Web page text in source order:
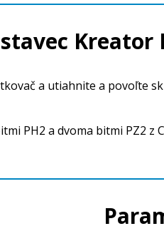
Kreator
a utiahnite a povoľte
PH2 a dvoma bitmi PZ2 z